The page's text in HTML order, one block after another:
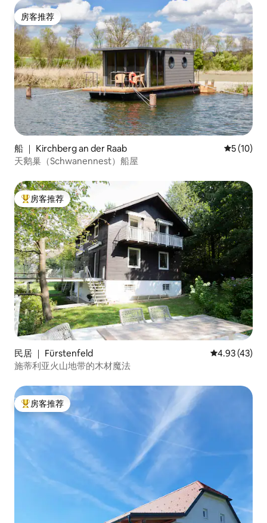
房客推荐
房客推荐
船 ｜ Kirchberg an der Raab 平均评分
5 (10)
天鹅巢（Schwanennest）船屋
热门「房客推荐」
房客推荐
民居 ｜ Fürstenfeld 平均评分
4.93 (43)
施蒂利亚火山地带的木材魔法
热门「房客推荐」
房客推荐